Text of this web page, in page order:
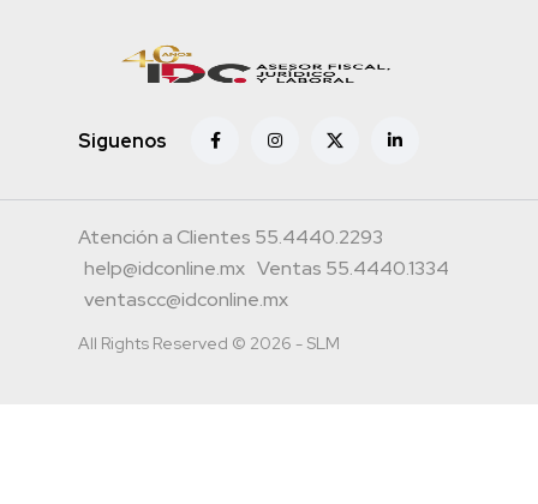
Siguenos
Atención a Clientes 55.4440.2293
help@idconline.mx Ventas 55.4440.1334
ventascc@idconline.mx
All Rights Reserved © 2026 - SLM